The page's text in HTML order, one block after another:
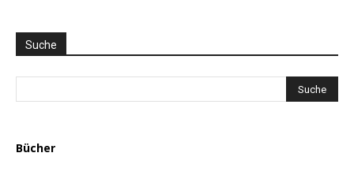
AUSWAHL
Suche
Bücher